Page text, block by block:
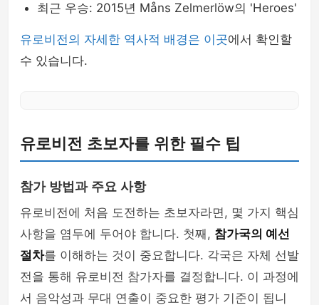
최근 우승: 2015년 Måns Zelmerlöw의 'Heroes'
유로비전의 자세한 역사적 배경은 이곳에서 확인할
수 있습니다.
유로비전 초보자를 위한 필수 팁
참가 방법과 주요 사항
유로비전에 처음 도전하는 초보자라면, 몇 가지 핵심
사항을 염두에 두어야 합니다. 첫째, 참가국의 예선
절차를 이해하는 것이 중요합니다. 각국은 자체 선발
전을 통해 유로비전 참가자를 결정합니다. 이 과정에
서 음악성과 무대 연출이 중요한 평가 기준이 됩니